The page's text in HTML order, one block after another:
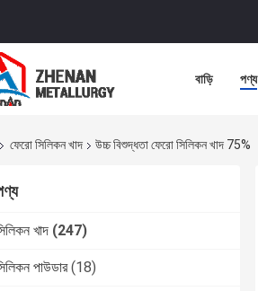
বাড়ি পণ্য
ফেরো সিলিকন খাদ উচ্চ বিশুদ্ধতা ফেরো সিলিকন খাদ 75%
খাদ (247)
পাউডার (18)